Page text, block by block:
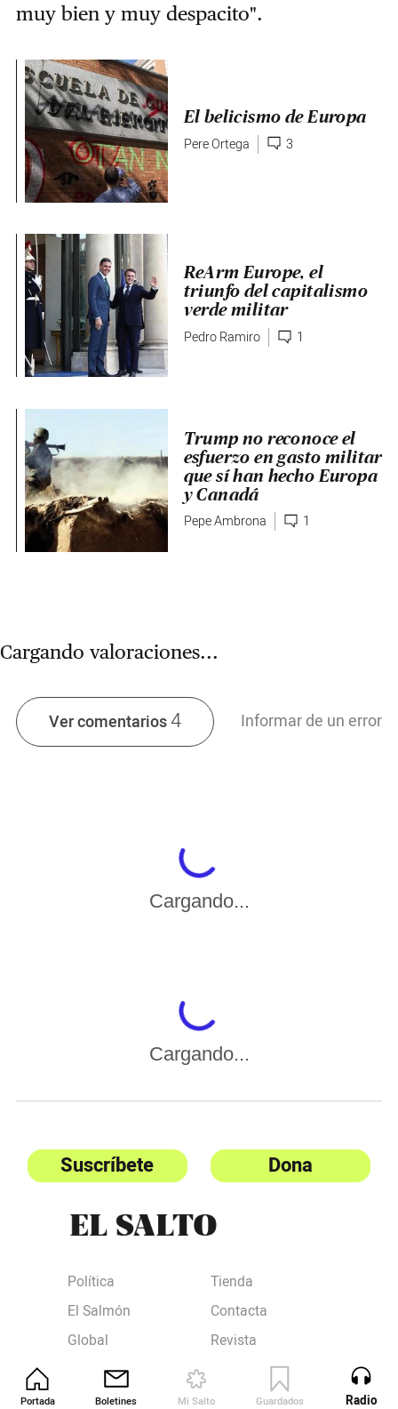
Portada Boletines Mi Salto Guardados Revista
muy bien y muy despacito".
El belicismo de Europa
Pere Ortega 3
ReArm Europe, el
triunfo del capitalismo
verde militar
Pedro Ramiro 1
Trump no reconoce el
esfuerzo en gasto militar
que sí han hecho Europa
y Canadá
Pepe Ambrona 1
Cargando valoraciones...
Ver comentarios4 Informar de un error
Cargando...
Cargando...
Radio
Suscríbete Dona
Política
El Salmón
Global
Radical
El Salto TV
Tienda
Contacta
Revista
Anúnciate
Privacidad